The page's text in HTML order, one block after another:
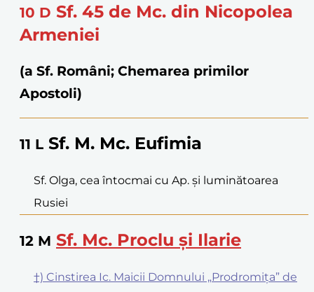
10 D Sf. 45 de Mc. din Nicopolea
Armeniei
(a Sf. Români; Chemarea primilor
Apostoli)
11 L Sf. M. Mc. Eufimia
Sf. Olga, cea întocmai cu Ap. și luminătoarea
Rusiei
12 M Sf. Mc. Proclu și Ilarie
†) Cinstirea Ic. Maicii Domnului „Prodromița” de